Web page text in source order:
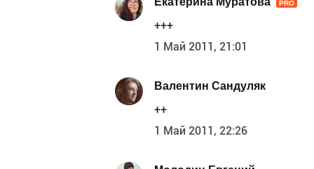
PRO
+++
1 Май 2011, 21:01
Валентин Сандуляк
++
1 Май 2011, 22:26